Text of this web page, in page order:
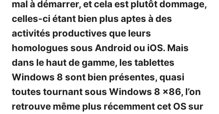
mal à démarrer, et cela est plutôt dommage,
celles-ci étant bien plus aptes à des
activités productives que leurs
homologues sous Android ou iOS. Mais
dans le haut de gamme, les tablettes
Windows 8 sont bien présentes, quasi
toutes tournant sous Windows 8 x86, l’on
retrouve même plus récemment cet OS sur